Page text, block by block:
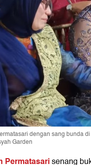
dengan sang bunda
Garden
Permatasarisenang